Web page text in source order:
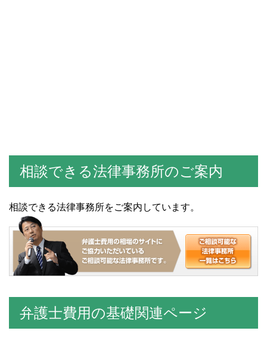
相談できる法律事務所のご案内
相談できる法律事務所をご案内しています。
弁護士費用の基礎関連ページ